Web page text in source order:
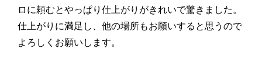
ロに頼むとやっぱり仕上がりがきれいで驚きました。
仕上がりに満足し、他の場所もお願いすると思うので
よろしくお願いします。